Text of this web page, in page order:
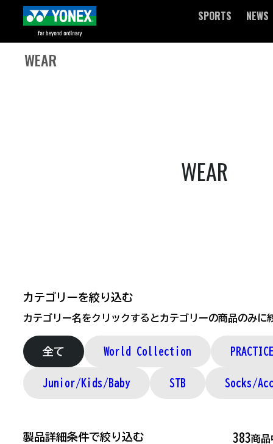
SPORTS NEWS
WEAR
WEAR
カテゴリーを絞り込む
カテゴリー名をクリックするとカテゴリーの商品のみに
全て World Collection
Junior/Kids/Baby STB Socks/
製品詳細条件で絞り込む 383商